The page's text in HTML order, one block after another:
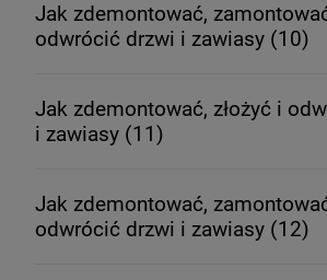
Jak zdemontować,
odwrócić drzwi i zawiasy (10)
Jak zdemontować, złożyć i
i zawiasy (11)
Jak zdemontować,
odwrócić drzwi i zawiasy (12)